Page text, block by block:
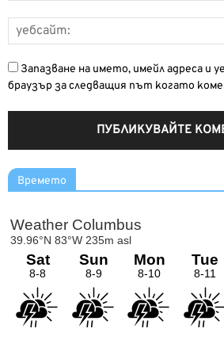
Запазване на името, имейл адреса и
браузър за следващия път когато
Времето